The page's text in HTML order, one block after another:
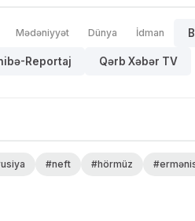
Mədəniyyət Dünya İdman
Reportaj Qərb Xəbər TV
#neft #hörmüz